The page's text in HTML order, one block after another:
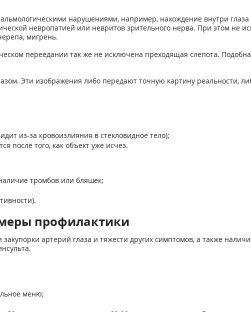
нарушениями, например, нахождение внутри глаза
невропатией или невритов зрительного нерва. При этом не
мигрень.
переедании так же не исключена преходящая слепота.
Эти изображения либо передают точную картину реальности,
из-за кровоизлияния в стекловидное тело);
после того, как объект уже исчез.
тромбов или бляшек;
профилактики
артерий глаза и тяжести других симптомов, а также
меню;